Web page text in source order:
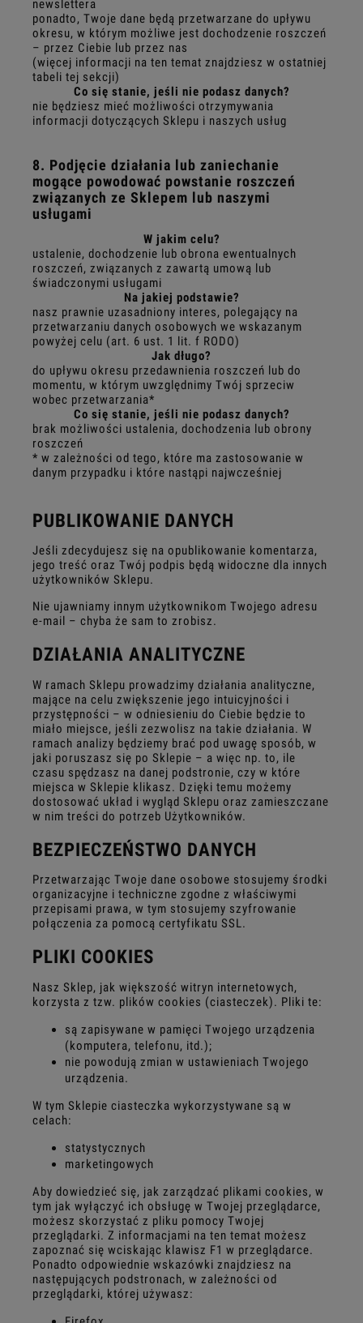
newslettera
ponadto, Twoje dane będą przetwarzane do upływu
okresu, w którym możliwe jest dochodzenie roszczeń
– przez Ciebie lub przez nas
(więcej informacji na ten temat znajdziesz w ostatniej
tabeli tej sekcji)
Co się stanie, jeśli nie podasz danych?
nie będziesz mieć możliwości otrzymywania
informacji dotyczących Sklepu i naszych usług
8. Podjęcie działania lub zaniechanie
mogące powodować powstanie roszczeń
związanych ze Sklepem lub naszymi
usługami
W jakim celu?
ustalenie, dochodzenie lub obrona ewentualnych
roszczeń, związanych z zawartą umową lub
świadczonymi usługami
Na jakiej podstawie?
nasz prawnie uzasadniony interes, polegający na
przetwarzaniu danych osobowych we wskazanym
powyżej celu (art. 6 ust. 1 lit. f RODO)
Jak długo?
do upływu okresu przedawnienia roszczeń lub do
momentu, w którym uwzględnimy Twój sprzeciw
wobec przetwarzania*
Co się stanie, jeśli nie podasz danych?
brak możliwości ustalenia, dochodzenia lub obrony
roszczeń
* w zależności od tego, które ma zastosowanie w
danym przypadku i które nastąpi najwcześniej
PUBLIKOWANIE DANYCH
Jeśli zdecydujesz się na opublikowanie komentarza,
jego treść oraz Twój podpis będą widoczne dla innych
użytkowników Sklepu.
Nie ujawniamy innym użytkownikom Twojego adresu
e-mail – chyba że sam to zrobisz.
DZIAŁANIA ANALITYCZNE
W ramach Sklepu prowadzimy działania analityczne,
mające na celu zwiększenie jego intuicyjności i
przystępności – w odniesieniu do Ciebie będzie to
miało miejsce, jeśli zezwolisz na takie działania. W
ramach analizy będziemy brać pod uwagę sposób, w
jaki poruszasz się po Sklepie – a więc np. to, ile
czasu spędzasz na danej podstronie, czy w które
miejsca w Sklepie klikasz. Dzięki temu możemy
dostosować układ i wygląd Sklepu oraz zamieszczane
w nim treści do potrzeb Użytkowników.
BEZPIECZEŃSTWO DANYCH
Przetwarzając Twoje dane osobowe stosujemy środki
organizacyjne i techniczne zgodne z właściwymi
przepisami prawa, w tym stosujemy szyfrowanie
połączenia za pomocą certyfikatu SSL.
PLIKI COOKIES
Nasz Sklep, jak większość witryn internetowych,
korzysta z tzw. plików cookies (ciasteczek). Pliki te:
są zapisywane w pamięci Twojego urządzenia
(komputera, telefonu, itd.);
nie powodują zmian w ustawieniach Twojego
urządzenia.
W tym Sklepie ciasteczka wykorzystywane są w
celach:
statystycznych
marketingowych
Aby dowiedzieć się, jak zarządzać plikami cookies, w
tym jak wyłączyć ich obsługę w Twojej przeglądarce,
możesz skorzystać z pliku pomocy Twojej
przeglądarki. Z informacjami na ten temat możesz
zapoznać się wciskając klawisz F1 w przeglądarce.
Ponadto odpowiednie wskazówki znajdziesz na
następujących podstronach, w zależności od
przeglądarki, której używasz: